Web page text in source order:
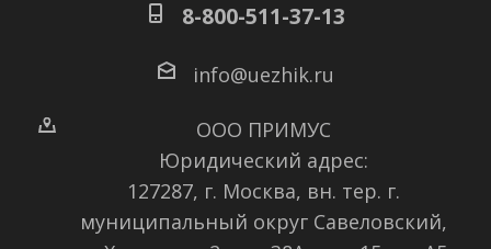
8-800-511-37-13
info@uezhik.ru
ООО ПРИМУС
Юридический адрес:
127287, г. Москва, вн. тер. г.
муниципальный округ Савеловский,